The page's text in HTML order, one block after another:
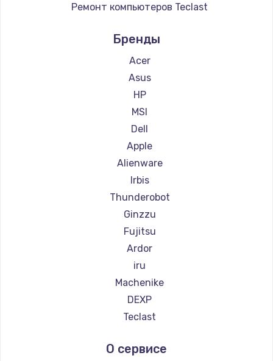
1330 руб.
Заказать
Настройка ОС
1360 руб.
Заказать
Замена петель
1250 руб.
Заказать
Настройка BIOS
1260 руб.
Замена видеочипа
2990 руб.
Заказать
Ремонт компьютеров Teclast
Ремонт компьютеров Beelink
Ремонт компьютеров CHUWI
Бренды
Acer
Asus
HP
MSI
Dell
Apple
Alienware
Irbis
Thunderobot
Ginzzu
Fujitsu
Ardor
iru
Machenike
DEXP
Teclast
Beelink
О сервисе